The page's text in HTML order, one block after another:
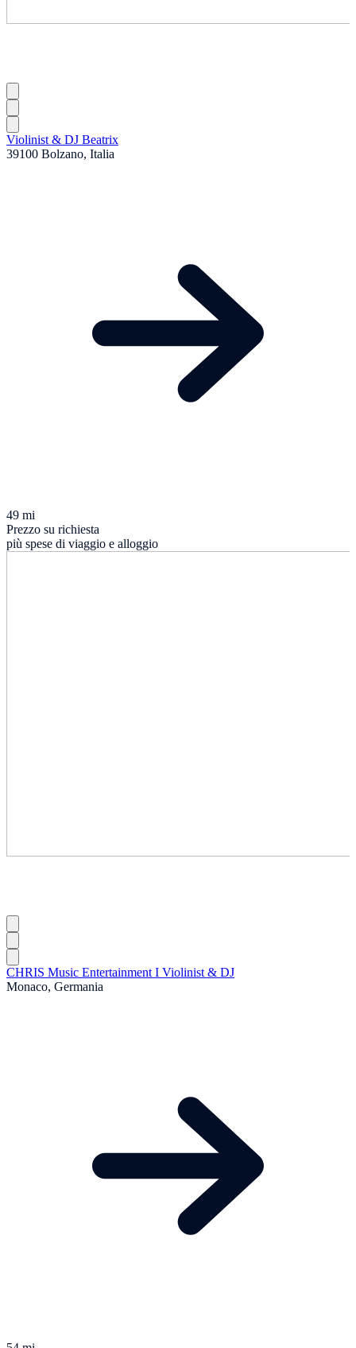
Violinist & DJ Beatrix
39100 Bolzano, Italia
49 mi
Prezzo su richiesta
più spese di viaggio e alloggio
CHRIS Music Entertainment I Violinist & DJ
Monaco, Germania